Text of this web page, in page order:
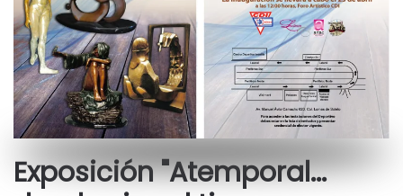
Exposición "Atemporal...